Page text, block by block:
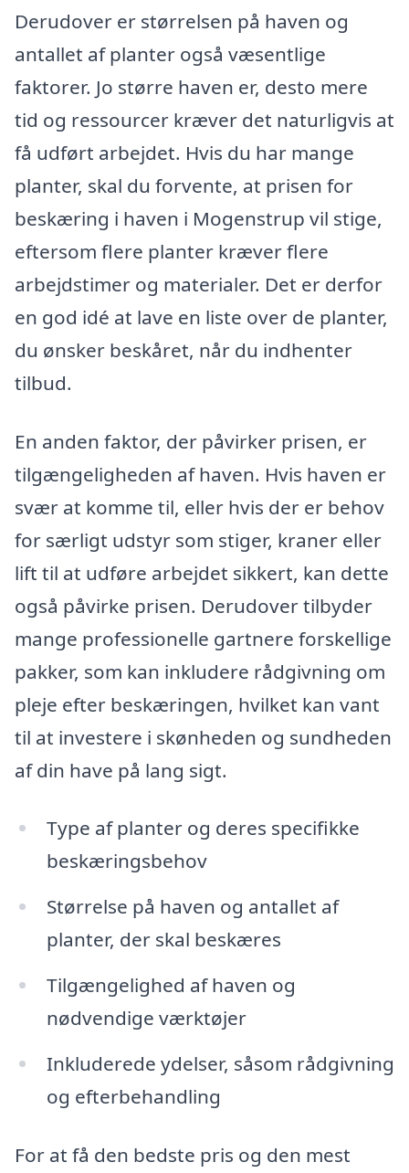
Derudover er størrelsen på haven og
antallet af planter også væsentlige
faktorer. Jo større haven er, desto mere
tid og ressourcer kræver det naturligvis at
få udført arbejdet. Hvis du har mange
planter, skal du forvente, at prisen for
beskæring i haven i Mogenstrup vil stige,
eftersom flere planter kræver flere
arbejdstimer og materialer. Det er derfor
en god idé at lave en liste over de planter,
du ønsker beskåret, når du indhenter
tilbud.
En anden faktor, der påvirker prisen, er
tilgængeligheden af haven. Hvis haven er
svær at komme til, eller hvis der er behov
for særligt udstyr som stiger, kraner eller
lift til at udføre arbejdet sikkert, kan dette
også påvirke prisen. Derudover tilbyder
mange professionelle gartnere forskellige
pakker, som kan inkludere rådgivning om
pleje efter beskæringen, hvilket kan vant
til at investere i skønheden og sundheden
af din have på lang sigt.
Type af planter og deres specifikke
beskæringsbehov
Størrelse på haven og antallet af
planter, der skal beskæres
Tilgængelighed af haven og
nødvendige værktøjer
Inkluderede ydelser, såsom rådgivning
og efterbehandling
For at få den bedste pris og den mest